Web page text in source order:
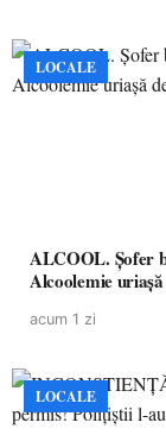
LOCALE
ALCOOL. Șofer
Alcoolemie
acum 1 zi
LOCALE